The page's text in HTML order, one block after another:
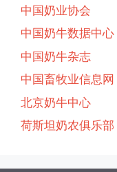
中国奶业协会
中国奶牛数据中心
中国奶牛杂志
中国畜牧业信息网
北京奶牛中心
荷斯坦奶农俱乐部